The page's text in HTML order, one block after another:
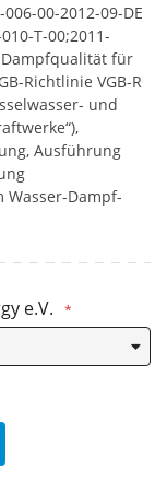
00-2012-09-DE
T-00;2011-
Dampfqualität für
Richtlinie VGB-R
und
Ausführung
Dampf-
e.V.